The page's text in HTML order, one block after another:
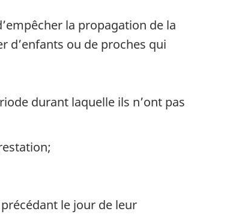
la propagation de la
d’enfants ou de proches qui
durant laquelle ils n’ont pas
le jour de leur